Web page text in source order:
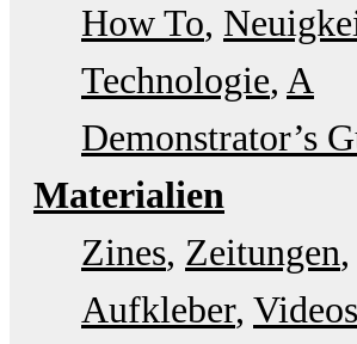
How To
Technologie A
Demonstrator’s
Materialien
Zines Zeitungen
Aufkleber Videos